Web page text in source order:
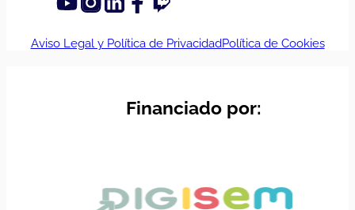
Aviso Legal y Política de PrivacidadPolítica de Cookies
Financiado por: